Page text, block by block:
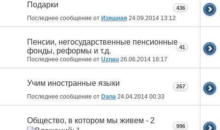
Подарки
Последнее сообщение от Изящная 24.09.2014 13:12
436
Пенсии, негосударственные пенсионные
фонды, реформы и т.д.
Последнее сообщение от Uznau 26.06.2014 18:17
41
Учим иностранные языки
Последнее сообщение от Dana 24.04.2014 00:33
267
Общество, в котором мы живем - 2
996